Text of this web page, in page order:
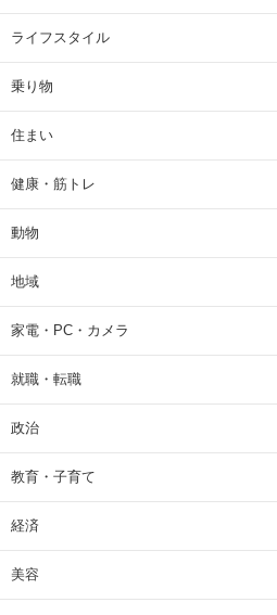
ライフスタイル
乗り物
住まい
健康・筋トレ
動物
地域
家電・PC・カメラ
就職・転職
政治
教育・子育て
経済
美容